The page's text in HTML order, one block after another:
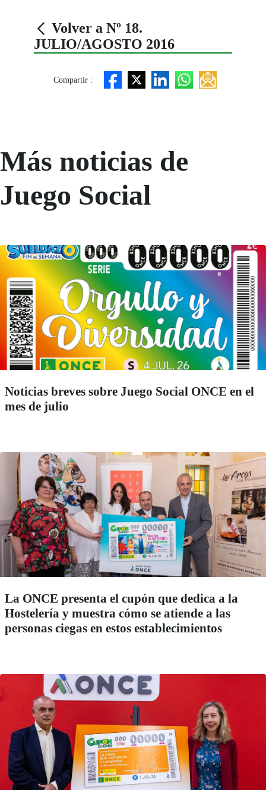
Volver a Nº 18.
JULIO/AGOSTO 2016
Compartir :
Más noticias de
Juego Social
Noticias breves sobre Juego Social ONCE en el
mes de julio
La ONCE presenta el cupón que dedica a la
Hostelería y muestra cómo se atiende a las
personas ciegas en estos establecimientos